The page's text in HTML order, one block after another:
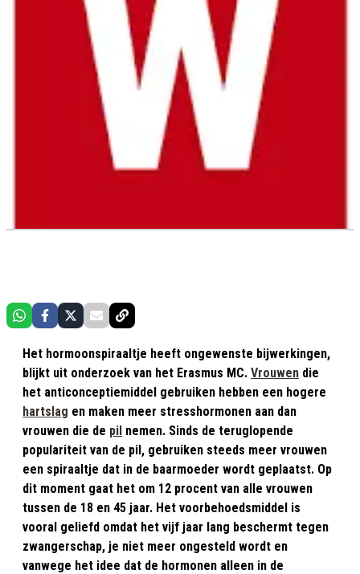
Het hormoonspiraaltje heeft ongewenste bijwerkingen,
blijkt uit onderzoek van het Erasmus MC. Vrouwen die
het anticonceptiemiddel gebruiken hebben een hogere
hartslag en maken meer stresshormonen aan dan
vrouwen die de pil nemen. Sinds de teruglopende
populariteit van de pil, gebruiken steeds meer vrouwen
een spiraaltje dat in de baarmoeder wordt geplaatst. Op
dit moment gaat het om 12 procent van alle vrouwen
tussen de 18 en 45 jaar. Het voorbehoedsmiddel is
vooral geliefd omdat het vijf jaar lang beschermt tegen
zwangerschap, je niet meer ongesteld wordt en
vanwege het idee dat de hormonen alleen in de